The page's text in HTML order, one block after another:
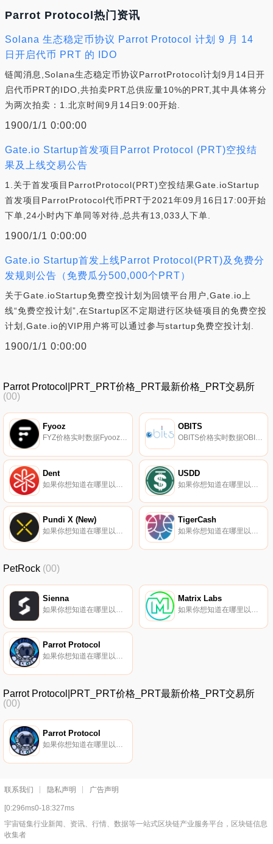
Parrot Protocol热门资讯
Solana 生态稳定币协议 Parrot Protocol 计划 9 月 14
日开启代币 PRT 的 IDO
链闻消息,Solana生态稳定币协议ParrotProtocol计划9月14日开
启代币PRT的IDO,共拍卖PRT总供应量10%的PRT,其中具体将分
为两次拍卖：1.北京时间9月14日9:00开始.
1900/1/1 0:00:00
Gate.io Startup首发项目Parrot Protocol (PRT)空投结
果及上线交易公告
1.关于首发项目ParrotProtocol(PRT)空投结果Gate.ioStartup
首发项目ParrotProtocol代币PRT于2021年09月16日17:00开始
下单,24小时内下单同等对待,总共有13,033人下单.
1900/1/1 0:00:00
Gate.io Startup首发上线Parrot Protocol(PRT)及免费分
发规则公告（免费瓜分500,000个PRT）
关于Gate.ioStartup免费空投计划为回馈平台用户,Gate.io上
线“免费空投计划”,在Startup区不定期进行区块链项目的免费空投
计划,Gate.io的VIP用户将可以通过参与startup免费空投计划.
1900/1/1 0:00:00
Parrot Protocol|PRT_PRT价格_PRT最新价格_PRT交易所
(00)
Fyooz
FYZ价格实时数据Fyooz（FYZ）是一种加密货币,在以太坊平台上运行。Fyooz目前的供应量为50000000,流通量为6471843.37176277。最近已知的Fyooz价格为0.00032836美元,在过去24小时内上涨了0.00.
OBITS
OBITS价格实时数据OBITS（｛OBITSnname｝）是一种加密货币。OBITS的电流供应为14497286.3472。最近已知的OBITS价格为0.00335046美元,在过去24小时内上涨了8.54美元。更多信息请访问http://www.oOBITSts.io/.
Dent USDD
Pundi X (New)
如果你想知道在哪里以当前价格购买Pundi X (New),目前交易{Pundi X (New)]股票的顶级加密货币交易所是Binance、Bitrue、Bitget、Hotcoin Global和DigiFinex。您可以在我们的加密货币交易所页面上找到其他列表.
TigerCash
如果你想知道在哪里以当前价格购买TigerCash,目前交易{TigerCash]股票的顶级加密货币交易所是CoinTiger。您可以在我们的加密货币交易所页面上找到其他列表。TigerCash（TCH）是一种加密货币,在以太坊平台上运行.
PetRock (00)
Sienna Matrix Labs
Parrot Protocol
如果你想知道在哪里以当前价格购买Parrot Protocol,目前交易{Parrot Protocol]股票的顶级加密货币交易所是Gate.io、Jupiter和Raydium。您可以在我们的加密货币交易所页面上找到其他列表。Parrot是一个在索拉纳进行借贷的流动性网络.
Parrot Protocol|PRT_PRT价格_PRT最新价格_PRT交易所
(00)
Parrot Protocol
如果你想知道在哪里以当前价格购买Parrot Protocol,目前交易{Parrot Protocol]股票的顶级加密货币交易所是Gate.io、Jupiter和Raydium。您可以在我们的加密货币交易所页面上找到其他列表。Parrot是一个在索拉纳进行借贷的流动性网络.
联系我们 隐私声明 广告声明
[0:296ms0-18:327ms
宇宙链集行业新闻、资讯、行情、数据等一站式区块链产业服务平台，区块链信息
收集者